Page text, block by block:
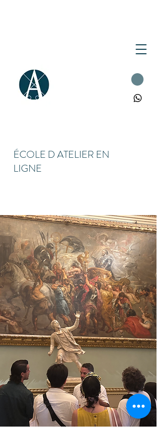
ÉCOLE D ATELIER EN
LIGNE